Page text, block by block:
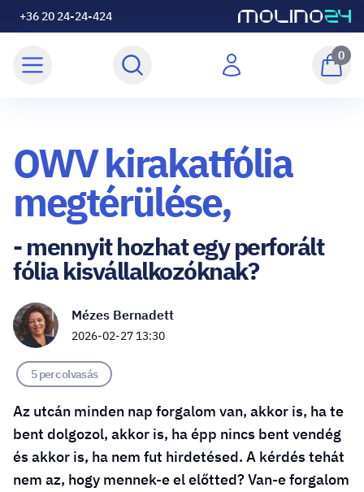
+36 20 24-24-424
0
OWV kirakatfólia
megtérülése,
- mennyit hozhat egy perforált
fólia kisvállalkozóknak?
Mézes Bernadett
2026-02-27 13:30
5 perc olvasás
Az utcán minden nap forgalom van, akkor is, ha te
bent dolgozol, akkor is, ha épp nincs bent vendég
és akkor is, ha nem fut hirdetésed. A kérdés tehát
nem az, hogy mennek-e el előtted? Van-e forgalom